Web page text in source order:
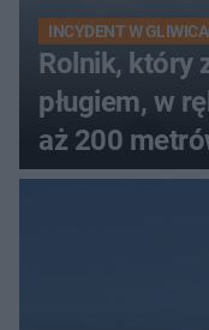
INCYDENT W
Rolnik, który
pługiem, w
aż 200